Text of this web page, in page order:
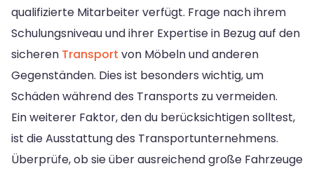
qualifizierte Mitarbeiter verfügt. Frage nach ihrem
Schulungsniveau und ihrer Expertise in Bezug auf den
sicheren Transport von Möbeln und anderen
Gegenständen. Dies ist besonders wichtig, um
Schäden während des Transports zu vermeiden.
Ein weiterer Faktor, den du berücksichtigen solltest,
ist die Ausstattung des Transportunternehmens.
Überprüfe, ob sie über ausreichend große Fahrzeuge